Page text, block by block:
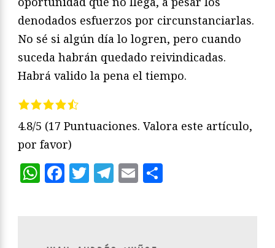
denodados esfuerzos por circunstanciarlas.
No sé si algún día lo logren, pero cuando
suceda habrán quedado reivindicadas.
Habrá valido la pena el tiempo.
4.8/5 (17 Puntuaciones. Valora este artículo,
por favor)
WhatsApp
Facebook
Twitter
Telegram
Email